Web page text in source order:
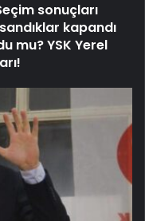
sonuçları
kapandı
mu? YSK Yerel